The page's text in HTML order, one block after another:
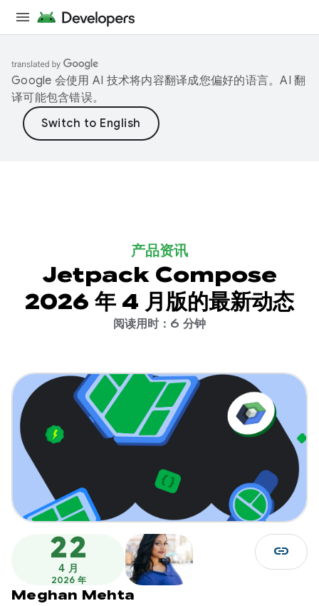
Google 会使用 AI 技术将内容翻译成您偏好的语言。AI 翻
译可能包含错误。
产品资讯
Jetpack Compose
2026 年 4 月版的最新动态
阅读用时：6 分钟
22
4 月
2026 年
Meghan Mehta
link